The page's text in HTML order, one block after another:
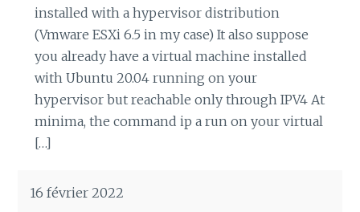
installed with a hypervisor distribution
(Vmware ESXi 6.5 in my case) It also suppose
you already have a virtual machine installed
with Ubuntu 20.04 running on your
hypervisor but reachable only through IPV4 At
minima, the command ip a run on your virtual
[…]
16 février 2022